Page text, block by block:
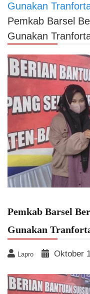
Gunakan
Pemkab Barsel
Gunakan
Pemkab Barsel
Gunakan
Lapro Oktober